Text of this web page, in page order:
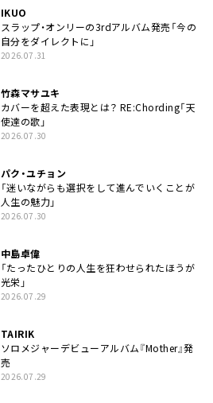
IKUO
スラップ・オンリーの3rdアルバム発売「今の
自分をダイレクトに」
2026.07.31
竹森マサユキ
カバーを超えた表現とは？ RE:Chording「天
使達の歌」
2026.07.30
パク・ユチョン
「迷いながらも選択をして進んでいくことが
人生の魅力」
2026.07.30
中島卓偉
「たったひとりの人生を狂わせられたほうが
光栄」
2026.07.29
TAIRIK
ソロメジャーデビューアルバム『Mother』発
売
2026.07.29